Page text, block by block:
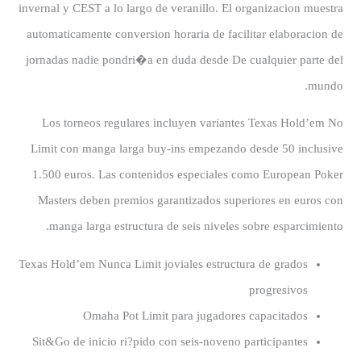
invernal y CEST a lo largo de veranillo. El organizacion muestra
automaticamente conversion horaria de facilitar elaboracion de
jornadas nadie pondri�a en duda desde De cualquier parte del
mundo.
Los torneos regulares incluyen variantes Texas Hold’em No
Limit con manga larga buy-ins empezando desde 50 inclusive
1.500 euros. Las contenidos especiales como European Poker
Masters deben premios garantizados superiores en euros con
manga larga estructura de seis niveles sobre esparcimiento.
Texas Hold’em Nunca Limit joviales estructura de grados
progresivos
Omaha Pot Limit para jugadores capacitados
Sit&Go de inicio ri?pido con seis-noveno participantes